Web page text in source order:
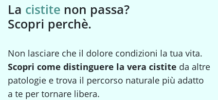
La cistite non passa?
Scopri perchè.
Non lasciare che il dolore condizioni la tua vita.
Scopri come distinguere la vera cistite da altre
patologie e trova il percorso naturale più adatto
a te per tornare libera.